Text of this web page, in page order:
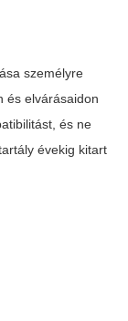
személyre
és elvárásaidon
és ne
évekig kitart